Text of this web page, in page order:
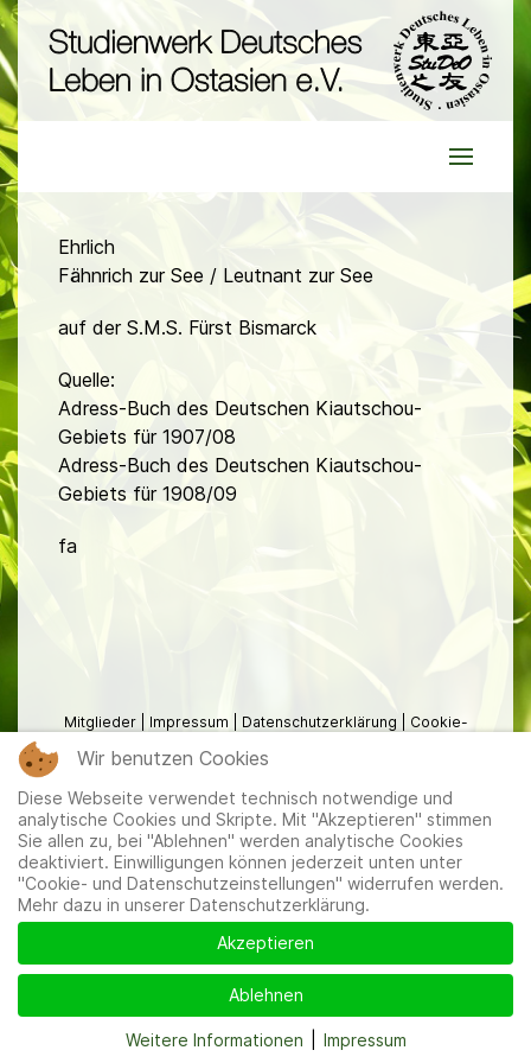
Ehrlich
Fähnrich zur See / Leutnant zur See
auf der S.M.S. Fürst Bismarck
Quelle:
Adress-Buch des Deutschen Kiautschou-
Gebiets für 1907/08
Adress-Buch des Deutschen Kiautschou-
Gebiets für 1908/09
fa
Mitglieder Impressum Datenschutzerklärung
Cookie-
Wir benutzen Cookies
Diese Webseite verwendet technisch notwendige und
analytische Cookies und Skripte. Mit "Akzeptieren" stimmen
Sie allen zu, bei "Ablehnen" werden analytische Cookies
deaktiviert. Einwilligungen können jederzeit unten unter
"Cookie- und Datenschutzeinstellungen" widerrufen werden.
Mehr dazu in unserer Datenschutzerklärung.
Akzeptieren
Ablehnen
Weitere Informationen Impressum